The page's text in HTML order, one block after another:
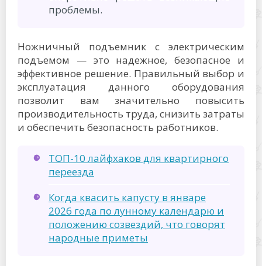
проблемы.
Ножничный подъемник с электрическим
подъемом — это надежное, безопасное и
эффективное решение. Правильный выбор и
эксплуатация данного оборудования
позволит вам значительно повысить
производительность труда, снизить затраты
и обеспечить безопасность работников.
ТОП-10 лайфхаков для квартирного
переезда
Когда квасить капусту в январе
2026 года по лунному календарю и
положению созвездий, что говорят
народные приметы